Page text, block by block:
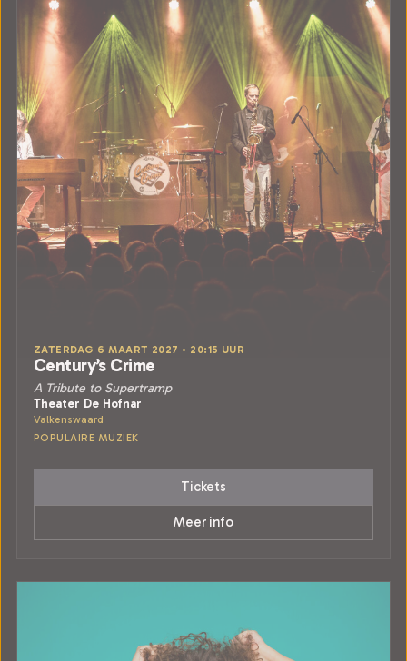
ZATERDAG 6 MAART 2027 • 20:15 UUR
Century’s Crime
A Tribute to Supertramp
Theater De Hofnar
Valkenswaard
POPULAIRE MUZIEK
Tickets
Meer info